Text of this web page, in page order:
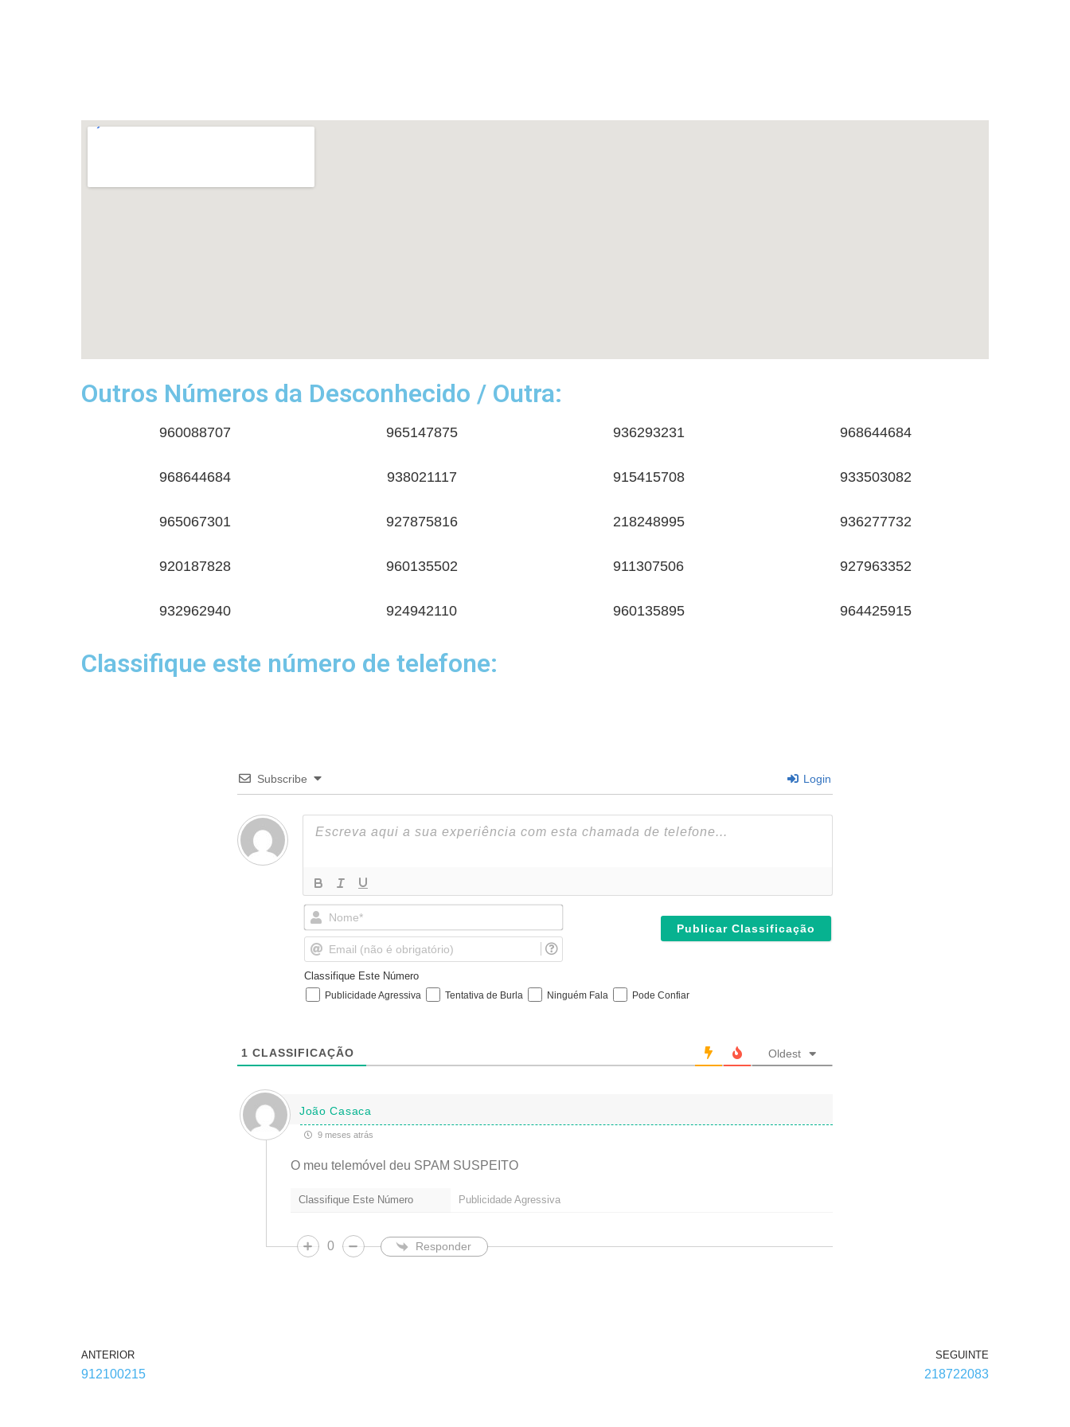
Outros Números da Desconhecido / Outra:
960088707 965147875 936293231 968644684
968644684 938021117 915415708 933503082
965067301 927875816 218248995 936277732
920187828 960135502 911307506 927963352
932962940 924942110 960135895 964425915
Classifique este número de telefone:
Subscribe Login
N
m
l
i
)
Classifique Este Número
Publicidade Agressiva Tentativa de Burla Ninguém Fala Pode Confiar
1 CLASSIFICAÇÃO Oldest
João Casaca
9 meses atrás
O meu telemóvel deu SPAM SUSPEITO
Classifique Este Número Publicidade Agressiva
0 Responder
ANTERIOR
912100215
SEGUINTE
218722083